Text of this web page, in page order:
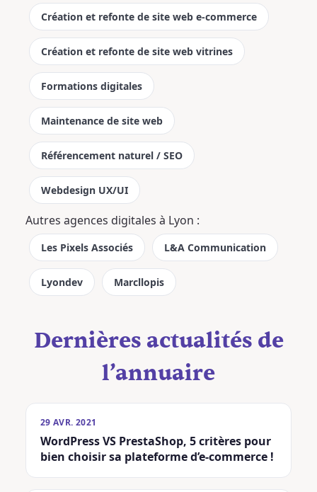
Création et refonte de site web e-commerce
Création et refonte de site web vitrines
Formations digitales
Maintenance de site web
Référencement naturel / SEO
Webdesign UX/UI
Autres agences digitales à Lyon :
Les Pixels Associés L&A Communication
Lyondev Marcllopis
Dernières actualités de
l’annuaire
29 AVR. 2021
WordPress VS PrestaShop, 5 critères pour
bien choisir sa plateforme d’e-commerce !